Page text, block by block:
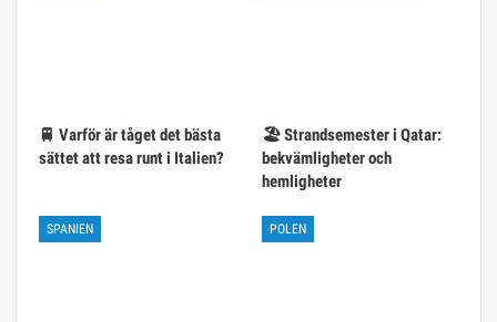
🚆 Varför är tåget det bästa
sättet att resa runt i Italien?
🏖️ Strandsemester i Qatar:
bekvämligheter och
hemligheter
SPANIEN POLEN